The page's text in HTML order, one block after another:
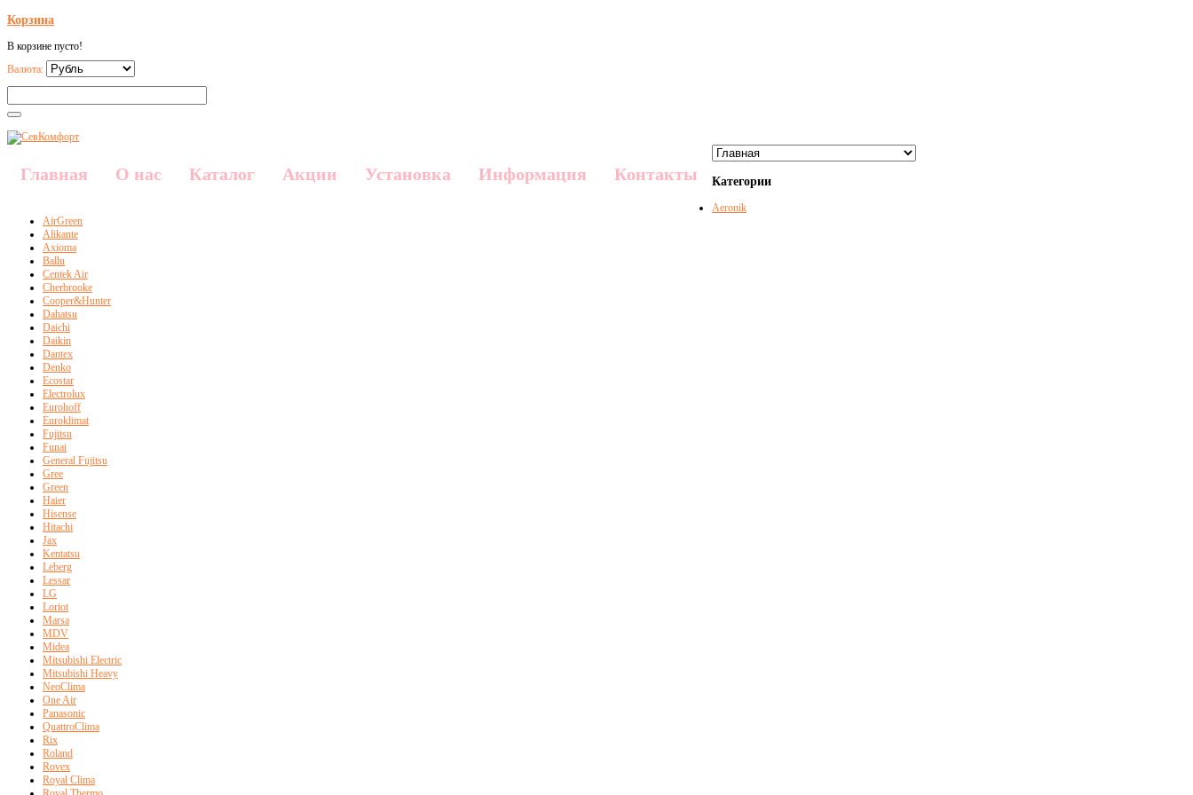
Корзина
В корзине пусто!
Валюта:
Главная О нас Каталог Акции Установка Информация Контакты Категории
Aeronik
AirGreen
Alikante
Axioma
Ballu
Centek Air
Cherbrooke
Cooper&Hunter
Dahatsu
Daichi
Daikin
Dantex
Denko
Ecostar
Electrolux
Eurohoff
Euroklimat
Fujitsu
Funai
General Fujitsu
Gree
Green
Haier
Hisense
Hitachi
Jax
Kentatsu
Leberg
Lessar
LG
Loriot
Marsa
MDV
Midea
Mitsubishi Electric
Mitsubishi Heavy
NeoClima
One Air
Panasonic
QuattroClima
Rix
Roland
Rovex
Royal Clima